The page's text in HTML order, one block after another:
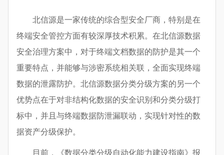
北信源是一家传统的综合型安全厂商，特别是在
终端安全管控方面有较深厚技术积累。在北信源数据
安全治理方案中，对于终端文档数据的防护是其一个
重要特点，并能够与涉密系统相关联，全面实现终端
数据的泄露防护。北信源数据分类分级方案的另一个
优势点在于对非结构化数据的安全识别和分类分级打
标中，并且与终端数据防泄漏联动，实现针对性的数
据资产分级保护。
目前，《数据分类分级自动化能力建设指南》报